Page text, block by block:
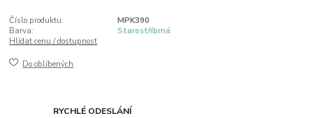
Číslo produktu:
MPK390
Barva:
Starostříbrná
Hlídat cenu / dostupnost
Do oblíbených
RYCHLÉ ODESLÁNÍ